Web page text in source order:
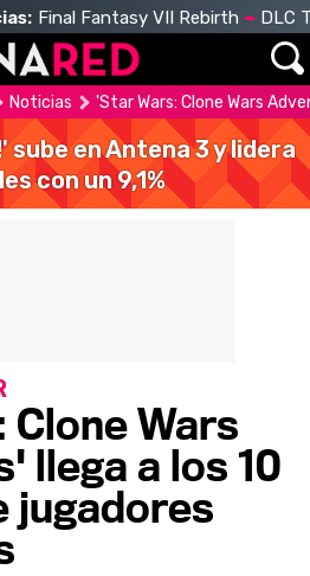
Final Fantasy VII Rebirth DLC
Noticias 'Star Wars: Clone Wars
sube en Antena 3 y lidera
con un 9,1%
Wars
llega a los 10
jugadores